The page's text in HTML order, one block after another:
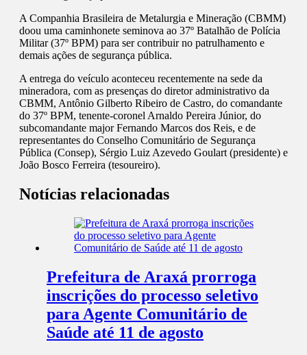
A Companhia Brasileira de Metalurgia e Mineração (CBMM)
doou uma caminhonete seminova ao 37º Batalhão de Polícia
Militar (37º BPM) para ser contribuir no patrulhamento e
demais ações de segurança pública.
A entrega do veículo aconteceu recentemente na sede da
mineradora, com as presenças do diretor administrativo da
CBMM, Antônio Gilberto Ribeiro de Castro, do comandante
do 37º BPM, tenente-coronel Arnaldo Pereira Júnior, do
subcomandante major Fernando Marcos dos Reis, e de
representantes do Conselho Comunitário de Segurança
Pública (Consep), Sérgio Luiz Azevedo Goulart (presidente) e
João Bosco Ferreira (tesoureiro).
Notícias relacionadas
Prefeitura de Araxá prorroga
inscrições do processo seletivo
para Agente Comunitário de
Saúde até 11 de agosto